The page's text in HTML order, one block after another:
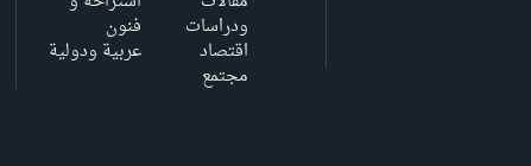
ودراسات
اقتصاد
مجتمع
فنون
عربية ودولية